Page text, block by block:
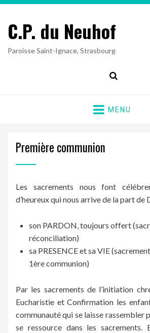
C.P. du Neuhof
Paroisse Saint-Ignace, Strasbourg
Search
MENU
Première communion
Les sacrements nous font
d’heureux qui nous arrive de la part de
son PARDON, toujours offert
réconciliation)
sa PRESENCE et sa VIE
1ère communion)
Par les sacrements de l’initiation
Eucharistie et Confirmation les
communauté qui se laisse rassembler
se ressource dans les sacrements.